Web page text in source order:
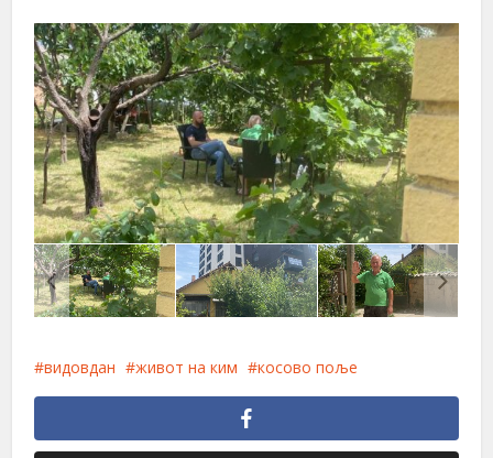
видовдан живот на ким косово поље